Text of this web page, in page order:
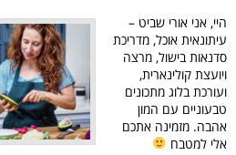
היי, אני אורי שביט –
עיתונאית אוכל, מדריכת
סדנאות בישול, מרצה
ויועצת קולינארית,
ועורכת בלוג מתכונים
טבעוניים עם המון
אהבה. מזמינה אתכם
אלי למטבח